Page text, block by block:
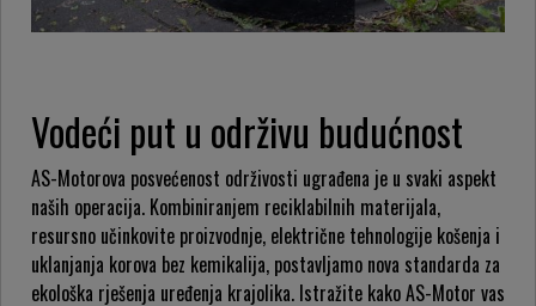
Vodeći put u održivu budućnost
AS-Motorova posvećenost održivosti ugrađena je u svaki aspekt
naših operacija. Kombiniranjem reciklabilnih materijala,
resursno učinkovite proizvodnje, električne tehnologije košenja i
uklanjanja korova bez kemikalija, postavljamo nova standarda za
ekološka rješenja uređenja krajolika. Istražite kako AS-Motor vas